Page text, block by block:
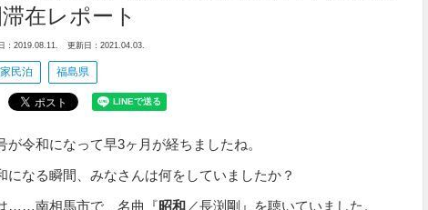
滞在レポート
：2019.08.11. 更新日：2021.04.03.
民泊 福島県
が令和になって早3ヶ月が経ちましたね。
になる瞬間、みなさんは何をしていましたか？
……南相馬市で、名曲『昭和／長渕剛』を聴いていました。